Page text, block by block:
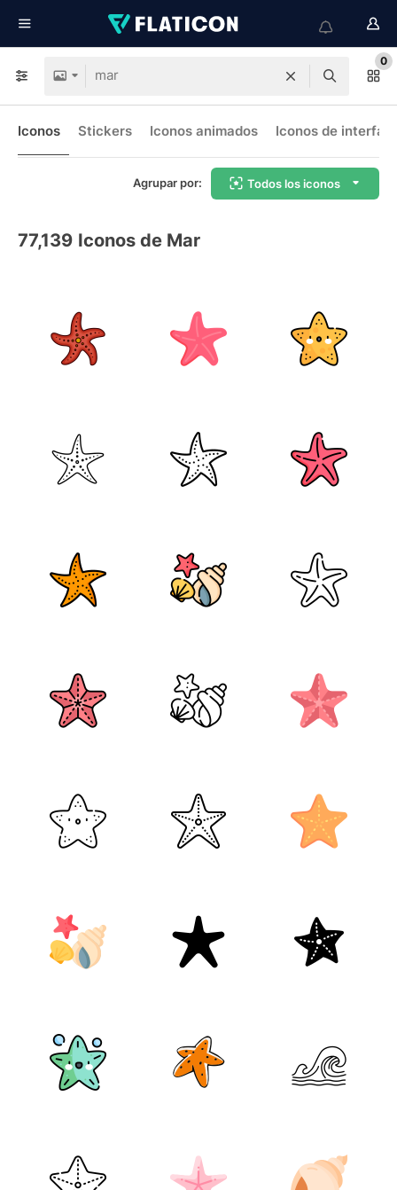
0
Iconos Stickers Iconos animados Iconos de interfaz
Agrupar por: Todos los iconos
77,139 Iconos de Mar